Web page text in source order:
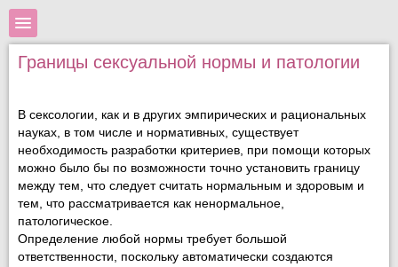
Границы сексуальной нормы и патологии
В сексологии, как и в других эмпирических и рациональных
науках, в том числе и нормативных, существует
необходимость разработки критериев, при помощи которых
можно было бы по возможности точно установить границу
между тем, что следует считать нормальным и здоровым и
тем, что рассматривается как ненормальное,
патологическое.
Определение любой нормы требует большой
ответственности, поскольку автоматически создаются